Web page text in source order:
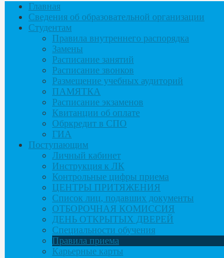
Главная
Сведения об образовательной организации
Студентам
Правила внутреннего распорядка
Замены
Расписание занятий
Расписание звонков
Размещение учебных аудиторий
ПАМЯТКА
Расписание экзаменов
Квитанции об оплате
Обркредит в СПО
ГИА
Поступающим
Личный кабинет
Инструкция к ЛК
Контрольные цифры приема
ЦЕНТРЫ ПРИТЯЖЕНИЯ
Список лиц, подавших документы
ОТБОРОЧНАЯ КОМИССИЯ
ДЕНЬ ОТКРЫТЫХ ДВЕРЕЙ
Специальности обучения
Правила приема
Карьерные карты